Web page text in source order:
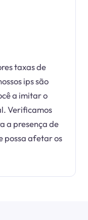
taxas de
ips são
a imitar o
Verificamos
a presença de
possa afetar os